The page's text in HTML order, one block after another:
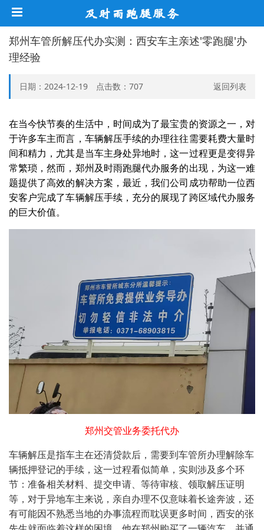
郑州车管所解压代办实测：西安车主亲述'零跑腿'办
理经验
日期：2024-12-19 点击数： 707 返回列表
在当今快节奏的生活中，时间成为了最宝贵的资源之一，对
于许多车主而言，车辆解压手续的办理往往需要耗费大量时
间和精力，尤其是当车主身处异地时，这一过程更是变得异
常繁琐，然而，郑州及时雨跑腿代办服务的出现，为这一难
题提供了高效的解决方案，最近，我们公司成功帮助一位西
安客户完成了车辆解压手续，充分的展现了跨区域代办服务
的巨大价值。
郑州交管业务委托代办
车辆解压是指车主在还清贷款后，需要到车管所办理解除车
辆抵押登记的手续，这一过程看似简单，实则涉及多个环
节：准备相关材料、提交申请、等待审核、领取解压证明
等，对于异地车主来说，亲自办理不仅意味着长途奔波，还
有可能因不熟悉当地的办事流程而耽误更多时间，西安的张